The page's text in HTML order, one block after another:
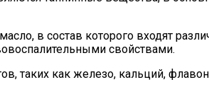
в состав которого входят
свойствами.
таких как железо, кальций,